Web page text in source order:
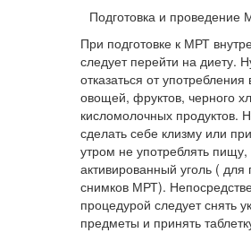
Подготовка и проведение
При подготовке к МРТ
следует перейти на диету.
отказаться от
овощей, фруктов, черного
кисломолочных продуктов.
сделать себе клизму или
утром не употреблять
активированный уголь (
снимков МРТ).
процедурой следует снять
предметы и принять